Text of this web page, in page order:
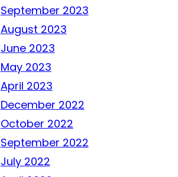
September 2023
August 2023
June 2023
May 2023
April 2023
December 2022
October 2022
September 2022
July 2022